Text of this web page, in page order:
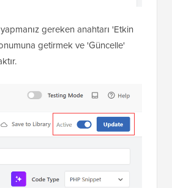
gereken anahtarı 'Etkin
getirmek ve 'Güncelle'